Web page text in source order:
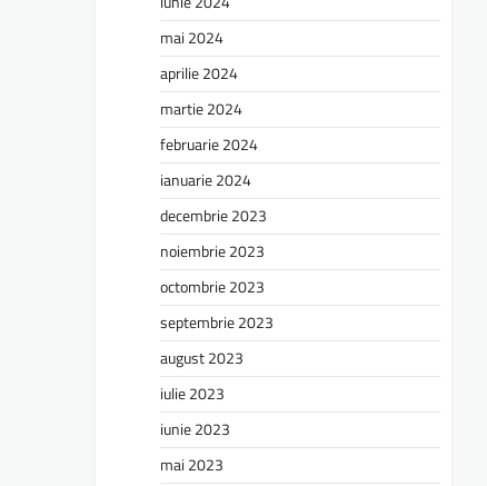
mai 2024
aprilie 2024
martie 2024
februarie 2024
ianuarie 2024
decembrie 2023
noiembrie 2023
octombrie 2023
septembrie 2023
august 2023
iulie 2023
iunie 2023
mai 2023